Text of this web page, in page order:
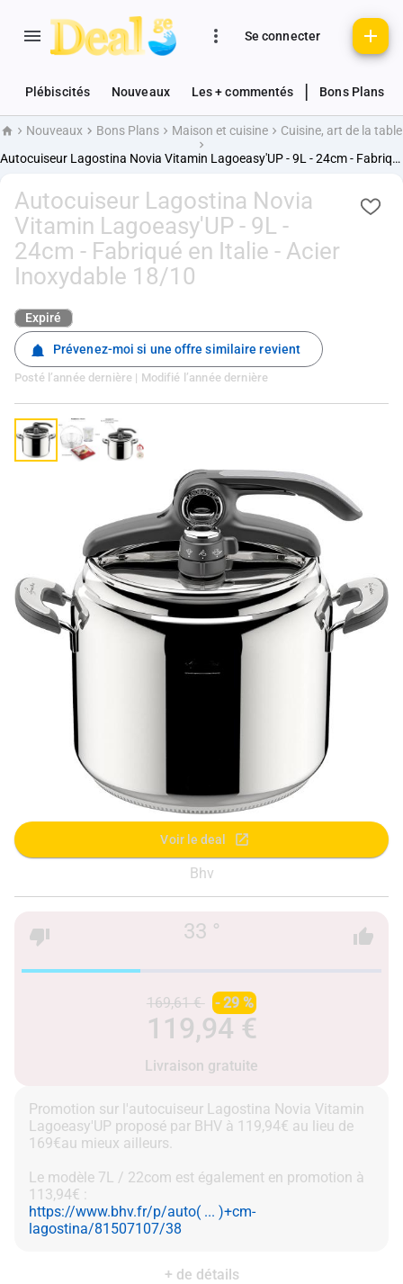
Se connecter
Plébiscités Nouveaux Les + commentés Bons Plans
AccueilNouveaux Bons Plans Maison et cuisine
Cuisine, art de la table
Autocuiseur Lagostina Novia Vitamin Lagoeasy'UP - 9L - 24cm - Fabriqué en Italie - Acier Inoxydable 18/10
Autocuiseur Lagostina Novia
Vitamin Lagoeasy'UP - 9L -
24cm - Fabriqué en Italie - Acier
Inoxydable 18/10
Expiré
Prévenez-moi si une offre similaire revient
Posté l’année dernière | Modifié l’année dernière
Voir le deal
Bhv
33 °
169,61 € - 29 %
119,94 €
Livraison gratuite
Promotion sur l'autocuiseur Lagostina Novia Vitamin
Lagoeasy'UP proposé par BHV à 119,94€ au lieu de
169€au mieux ailleurs.
Le modèle 7L / 22com est également en promotion à
https://www.bhv.fr/p/auto( ... )+cm-
lagostina/81507107/38
+ de détails